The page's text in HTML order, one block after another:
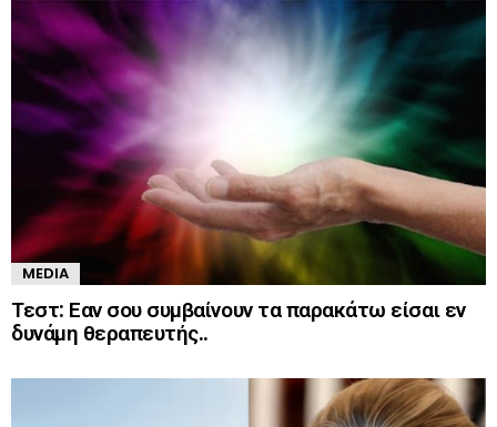
MEDIA
Τεστ: Εαν σου συμβαίνουν τα παρακάτω είσαι εν
δυνάμη θεραπευτής..